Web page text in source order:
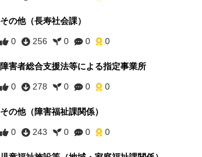
その他（長寿社会課）
0 256 0 0 0
障害者総合支援法等による指定事業所
0 278 0 0 0
その他（障害福祉課関係）
0 243 0 0 0